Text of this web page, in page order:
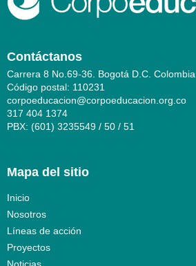
Contáctanos
Carrera 8 No.69-36. Bogotá D.C. Colombia
Código postal: 110231
corpoeducacion@corpoeducacion.org.co
317 404 1374
PBX: (601) 3235549 / 50 / 51
Mapa del sitio
Inicio
Nosotros
Líneas de acción
Proyectos